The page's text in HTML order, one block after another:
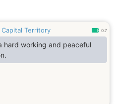
Capital Territory 0.7
hard working and peaceful